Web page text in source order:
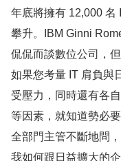
年底將擁有 12,000 名
攀升。IBM Ginni
侃侃而談數位公司，
如果您考量 IT 肩負與
受壓力，同時還有各
等因素，就知道勢必
全部門主管不斷地問
我如何跟日益擴大的